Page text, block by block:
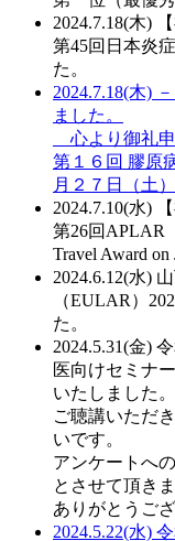
2024.7.18(木)
第45回日本炎
た。
2024.7.18(木)
ました。
心より御礼申
第１６回 膠原
月２７日（土
2024.7.10(水)
第26回APLAR
Travel Award
2024.6.12(水)
（EULAR）
た。
2024.5.31(金)
医向けセミナ
いたしました。
ご聴講いただ
いです。
アンケートへ
とさせて頂きま
ありがとうご
2024.5.22(水)